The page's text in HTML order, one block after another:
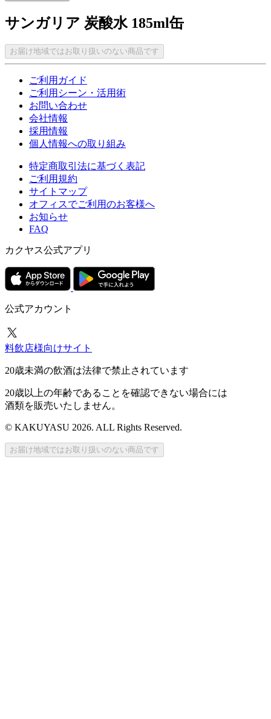
サンガリア 炭酸水 185ml缶
お届け地域ではお取り扱いのない商品です
ご利用ガイド
ご利用シーン・活用術
お問い合わせ
会社情報
採用情報
個人情報への取り組み
特定商取引法に基づく表記
ご利用規約
サイトマップ
オフィスでご利用のお客様へ
お知らせ
FAQ
カクヤス公式アプリ
公式アカウント
料飲店様向けサイト
20歳未満の飲酒は法律で禁止されています
20歳以上の年齢であることを確認できない場合には
酒類を販売いたしません。
© KAKUYASU 2026. ALL Rights Reserved.
お届け地域ではお取り扱いのない商品です